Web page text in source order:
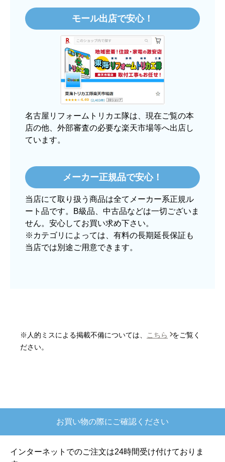
【注文からどのくらいで届きましたか？】
3日程で届きました。発送作業が早かったです。
【その他感想・コメント】
大手ネットショップよりも結構安いところで買う
のは不安でしたが、発送もかなり早くて、梱包も
丁寧でした。
2025年12月24日 21:44
欲しい商品をスムーズに注文できましたか？
はい
ショップからの連絡や対応は適切でしたか？
はい
予定の期日までに商品が届きましたか？
【注文からどのくらいで届きましたか？】
もあると思いますがあまりに早かったので少し驚
モール出店で安心！
名古屋リフォームトリカエ隊は、現在ご覧の本
店の他、外部審査の必要な楽天市場等へ出店し
ています。
メーカー正規品で安心！
当店にて取り扱う商品は全てメーカー系正規ル
ート品です。B級品、中古品などは一切ございま
せん。安心してお買い求め下さい。
※カテゴリによっては、有料の長期延長保証も
当店では別途ご用意できます。
※人的ミスによる掲載不備については、 こちら
をご覧く
ださい。
お買い物の際にご確認ください
インターネットでのご注文は24時間受け付けておりま